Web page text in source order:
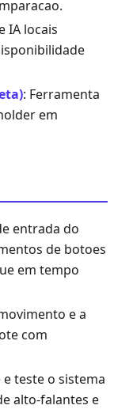
IA locais
: Ferramenta
em
entrada do
de botoes
em tempo
e a
com
teste o sistema
alto-falantes e